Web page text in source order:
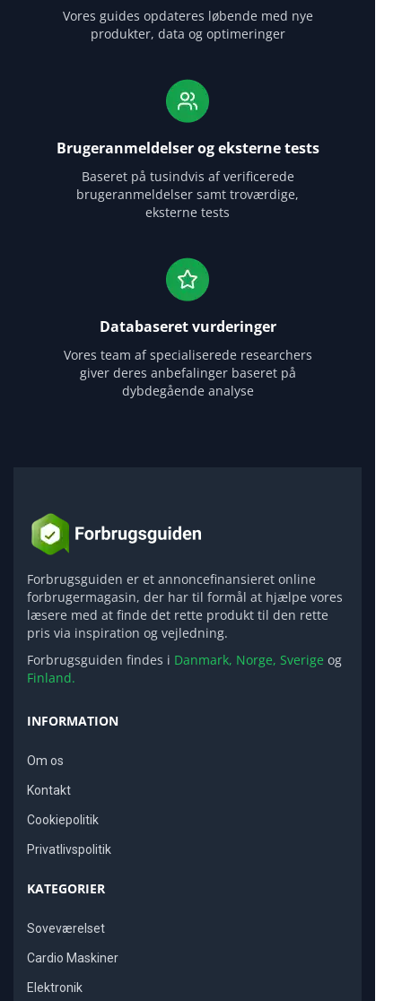
Vores guides opdateres løbende med nye
produkter, data og optimeringer
Brugeranmeldelser og eksterne tests
Baseret på tusindvis af verificerede
brugeranmeldelser samt troværdige,
eksterne tests
Databaseret vurderinger
Vores team af specialiserede researchers
giver deres anbefalinger baseret på
dybdegående analyse
Forbrugsguiden er et annoncefinansieret online
forbrugermagasin, der har til formål at hjælpe vores
læsere med at finde det rette produkt til den rette
pris via inspiration og vejledning.
Forbrugsguiden findes i Danmark, Norge, Sverige og
Finland.
INFORMATION
Om os
Kontakt
Cookiepolitik
Privatlivspolitik
KATEGORIER
Soveværelset
Cardio Maskiner
Elektronik